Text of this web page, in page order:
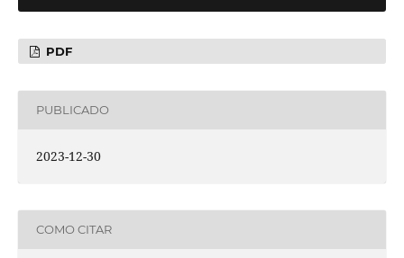
PDF
PUBLICADO
2023-12-30
COMO CITAR